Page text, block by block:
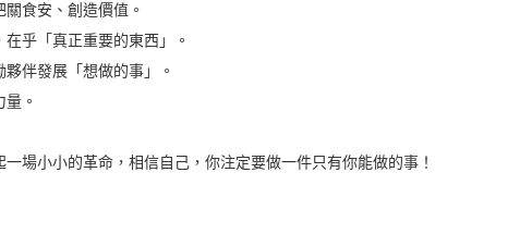
食安、創造價值。
乎「真正重要的東西」。
伴發展「想做的事」。
。
場小小的革命，相信自己，你注定要做一件只有你能做的事！